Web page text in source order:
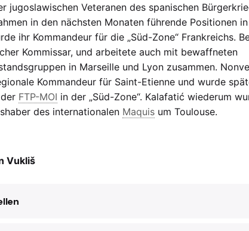
jugoslawischen Veteranen des spanischen
in den nächsten Monaten führende Positionen
ihr Kommandeur für die „Süd-Zone“ Frankreichs.
Kommissar, und arbeitete auch mit bewaffneten
in Marseille und Lyon zusammen.
Kommandeur für Saint-Etienne und wurde
FTP-MOI in der „Süd-Zone“. Kalafatić wiederum
des internationalen Maquis um Toulouse.
Vukliš